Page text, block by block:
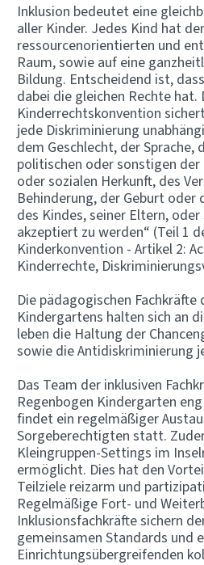
Inklusion bedeutet eine
aller Kinder. Jedes Kind hat
ressourcenorientierten und
Raum, sowie auf eine
Bildung. Entscheidend ist,
dabei die gleichen Rechte hat.
Kinderrechtskonvention
jede Diskriminierung
dem Geschlecht, der Sprache,
politischen oder sonstigen
oder sozialen Herkunft, des
Behinderung, der Geburt oder
des Kindes, seiner Eltern,
akzeptiert zu werden“ (Teil 1
Kinderkonvention - Artikel 2:
Kinderrechte,
Die pädagogischen Fachkräfte
Kindergartens halten sich an
leben die Haltung der
sowie die Antidiskriminierung
Das Team der inklusiven
Regenbogen Kindergarten
findet ein regelmäßiger
Sorgeberechtigten statt.
Kleingruppen-Settings im
ermöglicht. Dies hat den
Teilziele reizarm und
Regelmäßige Fort- und
Inklusionsfachkräfte sichern
gemeinsamen Standards und
Einrichtungsübergreifenden